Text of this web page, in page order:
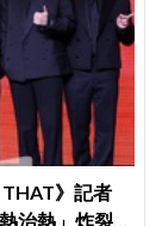
THAT》記者
治熱」炸裂夏